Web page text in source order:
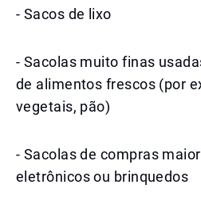
- Sacos de lixo
- Sacolas muito finas
de alimentos frescos (por
vegetais, pão)
- Sacolas de compras
eletrônicos ou brinquedos